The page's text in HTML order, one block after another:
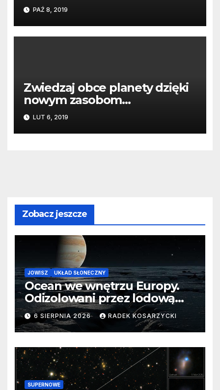
PAŹ 8, 2019
Zwiedzaj obce planety dzięki
nowym zasobom
multimedialnym NASA
LUT 6, 2019
Zobacz jeszcze
JOWISZ UKŁAD SŁONECZNY
Ocean we wnętrzu Europy.
Odizolowani przez lodową
barierę
6 SIERPNIA 2026 RADEK KOSARZYCKI
SUPERNOWE